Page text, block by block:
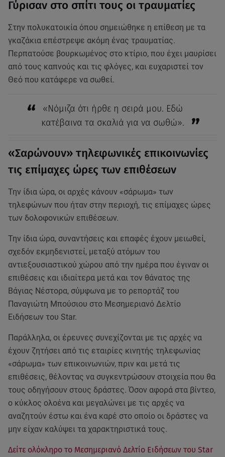
Γύρισαν στο σπίτι τους οι τραυματίες
Στην πολυκατοικία όπου σημειώθηκε η επίθεση με τα
γκαζάκια επέστρεψε ακόμη ένας τραυματίας.
Περπατούσε βουρκωμένος στο κτίριο, που έχει μαυρίσει
από τους καπνούς και τις φλόγες, και ευχαριστεί τον
Θεό που κατάφερε να σωθεί.
«Νόμιζα ότι ήρθε η σειρά μου. Εδώ
κατέβαινα τα σκαλιά για να σωθώ».
«Σαρώνουν» τηλεφωνικές επικοινωνίες
τις επίμαχες ώρες των επιθέσεων
Την ίδια ώρα, οι αρχές κάνουν «σάρωμα» των
τηλεφώνων που ήταν στην περιοχή, τις επίμαχες ώρες
των δολοφονικών επιθέσεων.
Την ίδια ώρα, συναντήσεις και επαφές έχουν μειωθεί,
σχεδόν εκμηδενιστεί, μεταξύ ατόμων του
αντιεξουσιαστικού χώρου από την ημέρα που έγιναν οι
επιθέσεις και ιδιαίτερα μετά και τον θάνατος της
Βάγιας Νέστορα, σύμφωνα με το ρεπορτάζ του
Παναγιώτη Μπούσιου στο Μεσημεριανό Δελτίο
Ειδήσεων του Star.
Παράλληλα, οι έρευνες συνεχίζονται με τις αρχές να
έχουν ζητήσει από τις εταιρίες κινητής τηλεφωνίας
«σάρωμα» των επικοινωνιών, πριν και μετά τις
επιθέσεις, θέλοντας να συγκεντρώσουν στοιχεία που θα
τους οδηγήσουν στους δράστες. Όσον αφορά στα βίντεο,
ο κύκλος ολοένα και μεγαλώνει με τις αρχές να
αναζητούν έστω και ένα καρέ στο οποίο οι δράστες να
μην είχαν καλύψει τα χαρακτηριστικά τους.
Δείτε ολόκληρο το Μεσημεριανό Δελτίο Ειδήσεων του Star